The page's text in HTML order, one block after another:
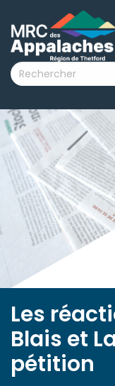
submenu (La MRC )
submenu (Citoyens
submenu
submenu
submenu
Les
Blais et
pétition